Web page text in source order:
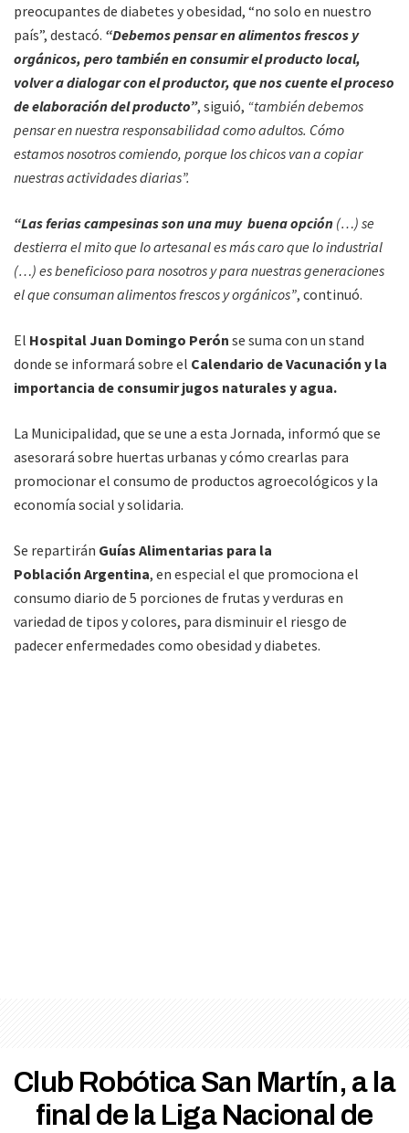
preocupantes de diabetes y obesidad, “no solo en nuestro
país”, destacó. “Debemos pensar en alimentos frescos y
orgánicos, pero también en consumir el producto local,
volver a dialogar con el productor, que nos cuente el proceso
de elaboración del producto”, siguió, “también debemos
pensar en nuestra responsabilidad como adultos. Cómo
estamos nosotros comiendo, porque los chicos van a copiar
nuestras actividades diarias”.
“Las ferias campesinas son una muy buena opción (…) se
destierra el mito que lo artesanal es más caro que lo industrial
(…) es beneficioso para nosotros y para nuestras generaciones
el que consuman alimentos frescos y orgánicos”, continuó.
El Hospital Juan Domingo Perón se suma con un stand
donde se informará sobre el Calendario de Vacunación y la
importancia de consumir jugos naturales y agua.
La Municipalidad, que se une a esta Jornada, informó que se
asesorará sobre huertas urbanas y cómo crearlas para
promocionar el consumo de productos agroecológicos y la
economía social y solidaria.
Se repartirán Guías Alimentarias para la
Población Argentina, en especial el que promociona el
consumo diario de 5 porciones de frutas y verduras en
variedad de tipos y colores, para disminuir el riesgo de
padecer enfermedades como obesidad y diabetes.
Club Robótica San Martín, a la
final de la Liga Nacional de